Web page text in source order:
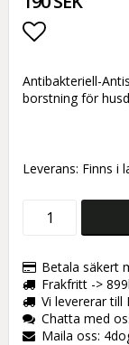
Antibakteriell-
borstning för
Leverans: Finns i
Betala säkert
Frakfritt ->
Vi levererar till
Chatta med
Maila oss: